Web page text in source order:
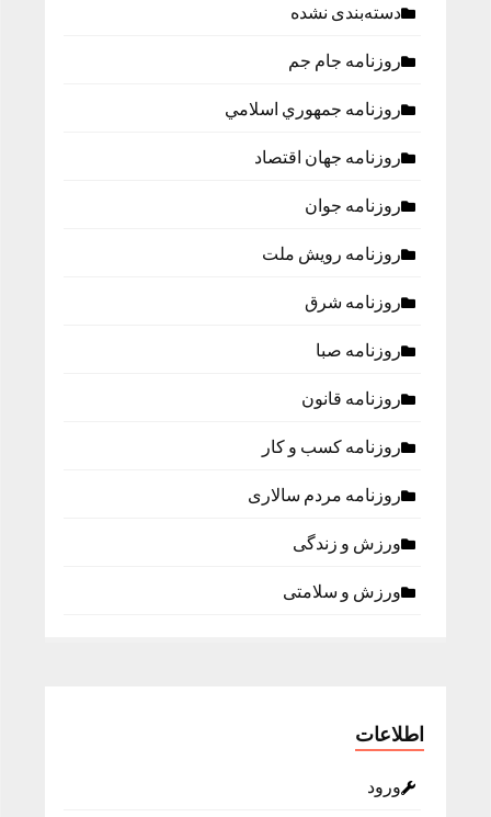
دسته‌بندی نشده
روزنامه جام جم
روزنامه جمهوري اسلامي
روزنامه جهان اقتصاد
روزنامه جوان
روزنامه رویش ملت
روزنامه شرق
روزنامه صبا
روزنامه قانون
روزنامه كسب و كار
روزنامه مردم سالاری
ورزش و زندگی
ورزش و سلامتی
اطلاعات
ورود